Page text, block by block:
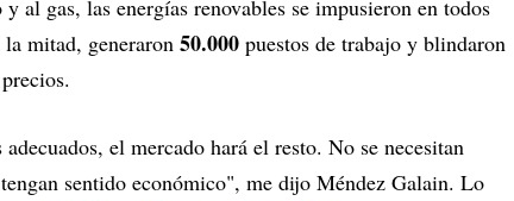
al gas, las energías renovables se impusieron en todos
mitad, generaron 50.000 puestos de trabajo y blindaron
el mercado hará el resto. No se necesitan
sentido económico", me dijo Méndez Galain. Lo